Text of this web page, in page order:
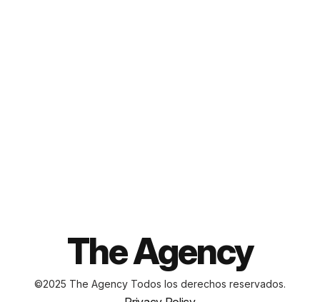
The Agency
©2025 The Agency Todos los derechos reservados.